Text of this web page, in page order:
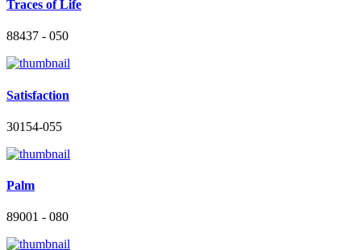
Traces of Life
88437 - 050
Satisfaction
30154-055
Palm
89001 - 080